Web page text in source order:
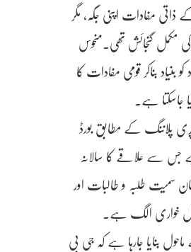
ذاتی مفادات اپنی جگہ، مگر
مکمل گنجائش تھی.منحوس
بنیاد بناکر قومی مفادات کا
جاسکتا ہے.
پلاننگ کے مطابق بورڈ
جس سے علاقے کا سالانہ
سمیت طلبہ و طالبات اور
خواری الگ ہے.
بنایا جارہا ہے کہ جی بی